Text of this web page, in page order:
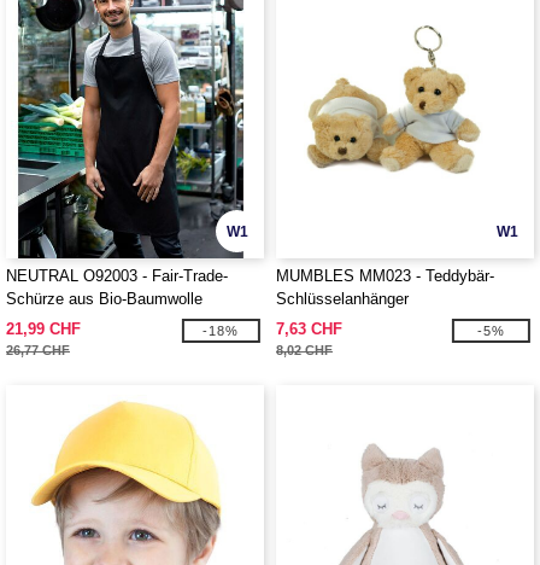
W1
NEUTRAL O92003 - Fair-Trade-
Schürze aus Bio-Baumwolle
21,99 CHF
26,77 CHF
-18%
W1
MUMBLES MM023 - Teddybär-
Schlüsselanhänger
7,63 CHF
8,02 CHF
-5%